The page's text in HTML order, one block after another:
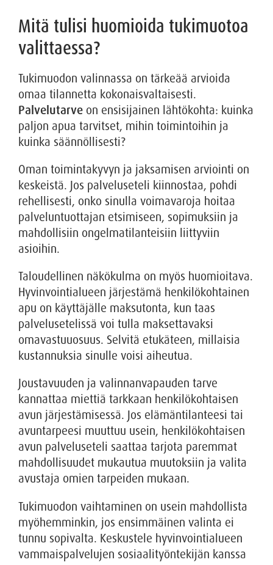
Mitä tulisi huomioida tukimuotoa
valittaessa?
Tukimuodon valinnassa on tärkeää arvioida
omaa tilannetta kokonaisvaltaisesti.
Palvelutarve on ensisijainen lähtökohta: kuinka
paljon apua tarvitset, mihin toimintoihin ja
kuinka säännöllisesti?
Oman toimintakyvyn ja jaksamisen arviointi on
keskeistä. Jos palveluseteli kiinnostaa, pohdi
rehellisesti, onko sinulla voimavaroja hoitaa
palveluntuottajan etsimiseen, sopimuksiin ja
mahdollisiin ongelmatilanteisiin liittyviin
asioihin.
Taloudellinen näkökulma on myös huomioitava.
Hyvinvointialueen järjestämä henkilökohtainen
apu on käyttäjälle maksutonta, kun taas
palvelusetelissä voi tulla maksettavaksi
omavastuuosuus. Selvitä etukäteen, millaisia
kustannuksia sinulle voisi aiheutua.
Joustavuuden ja valinnanvapauden tarve
kannattaa miettiä tarkkaan henkilökohtaisen
avun järjestämisessä. Jos elämäntilanteesi tai
avuntarpeesi muuttuu usein, henkilökohtaisen
avun palveluseteli saattaa tarjota paremmat
mahdollisuudet mukautua muutoksiin ja valita
avustaja omien tarpeiden mukaan.
Tukimuodon vaihtaminen on usein mahdollista
myöhemminkin, jos ensimmäinen valinta ei
tunnu sopivalta. Keskustele hyvinvointialueen
vammaispalvelujen sosiaalityöntekijän kanssa